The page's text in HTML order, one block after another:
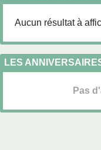
Aucun résultat à
LES
Pas